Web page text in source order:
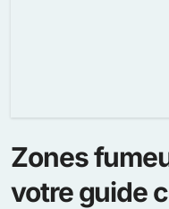
Zones
votre guide